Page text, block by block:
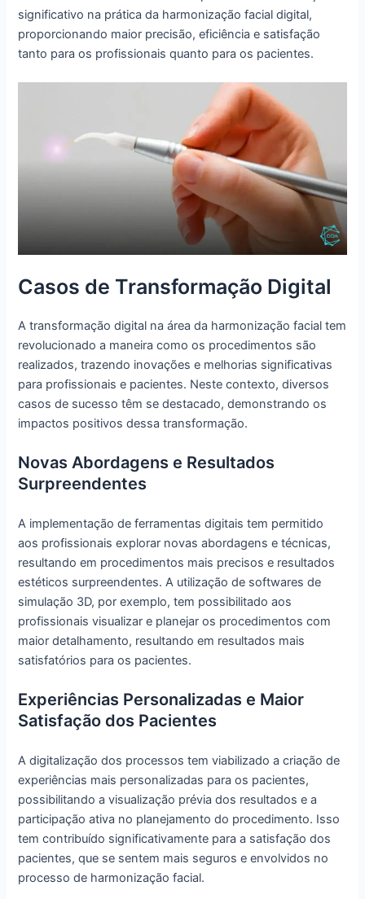
significativo na prática da harmonização facial digital,
proporcionando maior precisão, eficiência e satisfação
tanto para os profissionais quanto para os pacientes.
Casos de Transformação Digital
A transformação digital na área da harmonização facial tem
revolucionado a maneira como os procedimentos são
realizados, trazendo inovações e melhorias significativas
para profissionais e pacientes. Neste contexto, diversos
casos de sucesso têm se destacado, demonstrando os
impactos positivos dessa transformação.
Novas Abordagens e Resultados
Surpreendentes
A implementação de ferramentas digitais tem permitido
aos profissionais explorar novas abordagens e técnicas,
resultando em procedimentos mais precisos e resultados
estéticos surpreendentes. A utilização de softwares de
simulação 3D, por exemplo, tem possibilitado aos
profissionais visualizar e planejar os procedimentos com
maior detalhamento, resultando em resultados mais
satisfatórios para os pacientes.
Experiências Personalizadas e Maior
Satisfação dos Pacientes
A digitalização dos processos tem viabilizado a criação de
experiências mais personalizadas para os pacientes,
possibilitando a visualização prévia dos resultados e a
participação ativa no planejamento do procedimento. Isso
tem contribuído significativamente para a satisfação dos
pacientes, que se sentem mais seguros e envolvidos no
processo de harmonização facial.